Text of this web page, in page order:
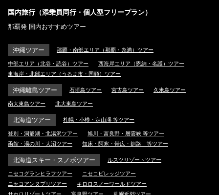
国内旅行（添乗員同行・個人型フリープラン）
那覇発 国内おすすめツアー
沖縄ツアー 那覇・南部エリア（那覇・糸満）ツアー
中部エリア（北谷・読谷）ツアー
西海岸エリア（恩納・名護）ツアー
東海岸・北部エリア（うるま市・国頭）ツアー
沖縄離島ツアー 石垣島ツアー 宮古島ツアー 久米島ツアー
南大東島ツアー 北大東島ツアー
北海道ツアー 札幌・小樽・定山渓 等ツアー
登別・洞爺湖・北湯沢ツアー
旭川・富良野・層雲峡 等ツアー
函館・湯の川・大沼ツアー
知床・阿寒・帯広・釧路 等ツアー
北海道スキー・スノボツアー ルスツリゾートツアー
ニセコグランヒラフツアー
ニセコビレッジツアー
ニセコアンヌプリツアー
キロロスノーワールドツアー